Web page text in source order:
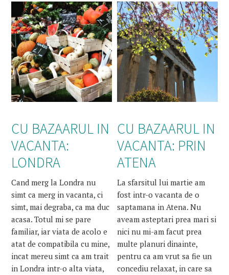
CU BAZAARUL IN
VACANTA:
LONDRA
Cand merg la Londra nu
simt ca merg in vacanta, ci
simt, mai degraba, ca ma duc
acasa. Totul mi se pare
familiar, iar viata de acolo e
atat de compatibila cu mine,
incat mereu simt ca am trait
in Londra intr-o alta viata,
CU BAZAARUL IN
VACANTA: PRIN
ATENA
La sfarsitul lui martie am
fost intr-o vacanta de o
saptamana in Atena. Nu
aveam asteptari prea mari si
nici nu mi-am facut prea
multe planuri dinainte,
pentru ca am vrut sa fie un
concediu relaxat, in care sa